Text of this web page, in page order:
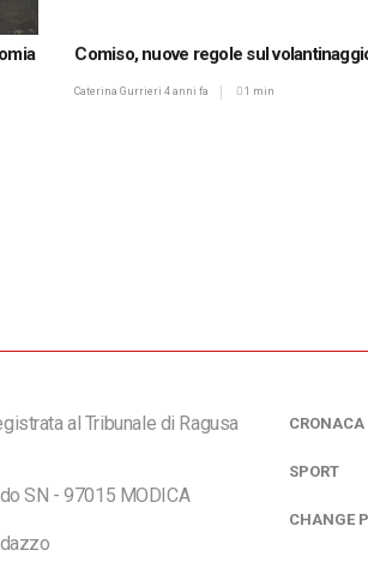
Comiso, nuove regole sul
Caterina Gurrieri4 anni fa 1 min
al Tribunale di Ragusa
SN - 97015 MODICA
CRONACA
SPORT
CHANGE